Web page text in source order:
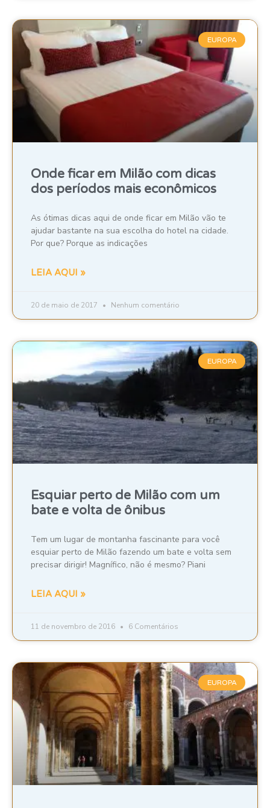
EUROPA
Onde ficar em Milão com dicas
dos períodos mais econômicos
As ótimas dicas aqui de onde ficar em Milão vão te
ajudar bastante na sua escolha do hotel na cidade.
Por que? Porque as indicações
LEIA AQUI »
20 de maio de 2017 Nenhum comentário
EUROPA
Esquiar perto de Milão com um
bate e volta de ônibus
Tem um lugar de montanha fascinante para você
esquiar perto de Milão fazendo um bate e volta sem
precisar dirigir! Magnífico, não é mesmo? Piani
LEIA AQUI »
11 de novembro de 2016 6 Comentários
EUROPA